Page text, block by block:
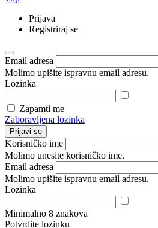
Prijava
Registriraj se
Email adresa
Molimo upišite ispravnu email adresu.
Lozinka
Zapamti me
Zaboravljena lozinka
Prijavi se
Korisničko ime
Molimo unesite korisničko ime.
Email adresa
Molimo upišite ispravnu email adresu.
Lozinka
Minimalno 8 znakova
Potvrdite lozinku